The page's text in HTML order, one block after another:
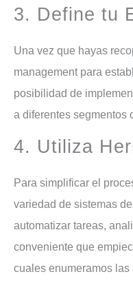
3. Define
Una vez que hayas recopilado suficiente información, es hora de definir tu estrategia de precios. Utiliza herramientas de revenue
management para
posibilidad de
a diferentes segmentos
4. Utiliza
Para simplificar el proceso de revenue management, es recomendable utilizar herramientas y tecnología especializada. Hay una
variedad de sistemas
automatizar tareas,
conveniente que
cuales enumeramos las